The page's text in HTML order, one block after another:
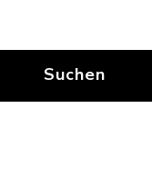
Suchen